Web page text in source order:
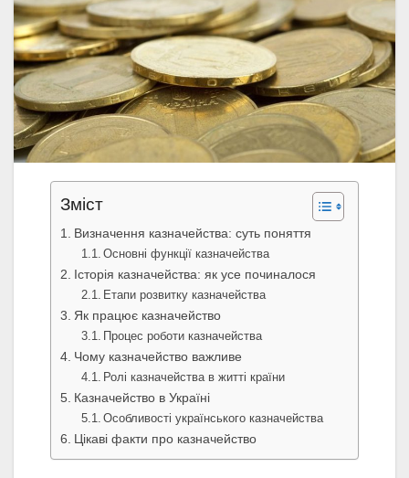
Зміст
Визначення казначейства: суть поняття
Основні функції казначейства
Історія казначейства: як усе починалося
Етапи розвитку казначейства
Як працює казначейство
Процес роботи казначейства
Чому казначейство важливе
Ролі казначейства в житті країни
Казначейство в Україні
Особливості українського казначейства
Цікаві факти про казначейство